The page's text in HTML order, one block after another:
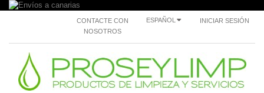
INICIAR SESIÓN
ESPAÑOL
CONTACTE CON
NOSOTROS